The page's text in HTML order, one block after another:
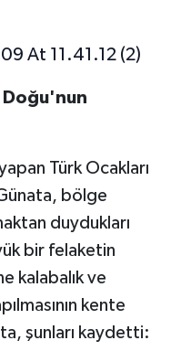
Doğu'nun
yapan Türk Ocakları
bölge
duydukları
bir felaketin
kalabalık ve
kente
şunları kaydetti: